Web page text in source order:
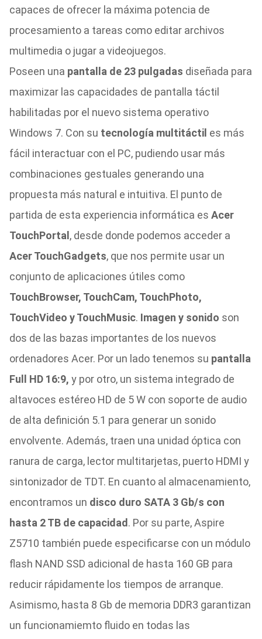
capaces de ofrecer la máxima potencia de
procesamiento a tareas como editar archivos
multimedia o jugar a videojuegos.
Poseen una pantalla de 23 pulgadas diseñada para
maximizar las capacidades de pantalla táctil
habilitadas por el nuevo sistema operativo
Windows 7. Con su tecnología multitáctil es más
fácil interactuar con el PC, pudiendo usar más
combinaciones gestuales generando una
propuesta más natural e intuitiva. El punto de
partida de esta experiencia informática es Acer
TouchPortal , desde donde podemos acceder a
Acer TouchGadgets, que nos permite usar un
conjunto de aplicaciones útiles como
TouchBrowser, TouchCam, TouchPhoto,
TouchVideo y TouchMusic. Imagen y sonido son
dos de las bazas importantes de los nuevos
ordenadores Acer. Por un lado tenemos su pantalla
Full HD 16:9, y por otro, un sistema integrado de
altavoces estéreo HD de 5 W con soporte de audio
de alta definición 5.1 para generar un sonido
envolvente. Además, traen una unidad óptica con
ranura de carga, lector multitarjetas, puerto HDMI y
sintonizador de TDT. En cuanto al almacenamiento,
encontramos un disco duro SATA 3 Gb/s con
hasta 2 TB de capacidad . Por su parte, Aspire
Z5710 también puede especificarse con un módulo
flash NAND SSD adicional de hasta 160 GB para
reducir rápidamente los tiempos de arranque.
Asimismo, hasta 8 Gb de memoria DDR3 garantizan
un funcionamiemto fluido en todas las